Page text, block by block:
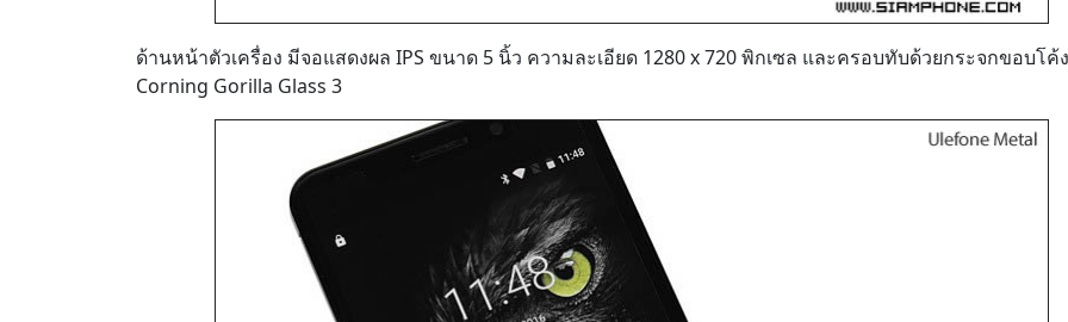
ด้านหน้าตัวเครื่อง มีจอแสดงผล IPS ขนาด 5 นิ้ว ความละเอียด 1280 x 720 พิกเซล และครอบทับด้วยกระจกขอบโค้
Corning Gorilla Glass 3